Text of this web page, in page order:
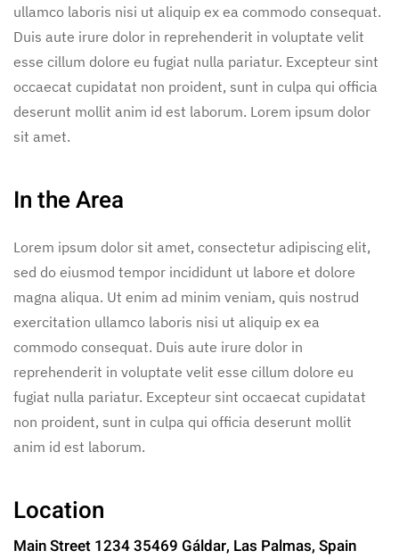
ullamco laboris nisi ut aliquip ex ea commodo consequat.
Duis aute irure dolor in reprehenderit in voluptate velit
esse cillum dolore eu fugiat nulla pariatur. Excepteur sint
occaecat cupidatat non proident, sunt in culpa qui officia
deserunt mollit anim id est laborum. Lorem ipsum dolor
sit amet.
In the Area
Lorem ipsum dolor sit amet, consectetur adipiscing elit,
sed do eiusmod tempor incididunt ut labore et dolore
magna aliqua. Ut enim ad minim veniam, quis nostrud
exercitation ullamco laboris nisi ut aliquip ex ea
commodo consequat. Duis aute irure dolor in
reprehenderit in voluptate velit esse cillum dolore eu
fugiat nulla pariatur. Excepteur sint occaecat cupidatat
non proident, sunt in culpa qui officia deserunt mollit
anim id est laborum.
Location
Main Street 1234 35469 Gáldar, Las Palmas, Spain